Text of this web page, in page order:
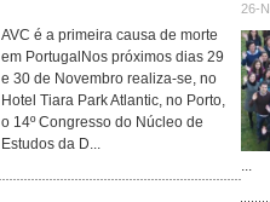
AVC é a primeira causa de morte
em PortugalNos próximos dias 29
e 30 de Novembro realiza-se, no
Hotel Tiara Park Atlantic, no Porto,
o 14º Congresso do Núcleo de
Estudos da D...
26-
...